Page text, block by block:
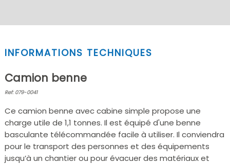
INFORMATIONS TECHNIQUES
Camion benne
Ref: 079-0041
Ce camion benne avec cabine simple propose une
charge utile de 1,1 tonnes. Il est équipé d'une benne
basculante télécommandée facile à utiliser. Il conviendra
pour le transport des personnes et des équipements
jusqu’à un chantier ou pour évacuer des matériaux et